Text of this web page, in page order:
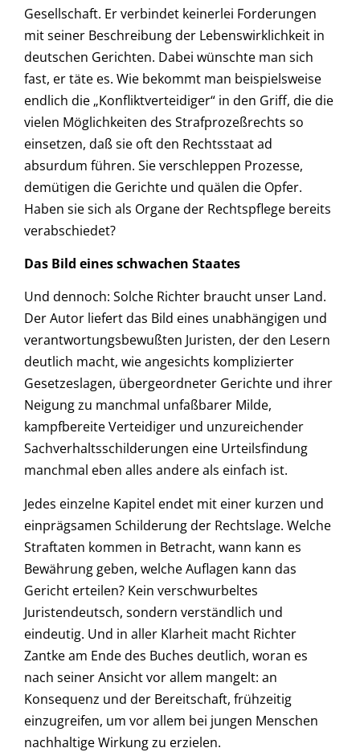
Gesellschaft. Er verbindet keinerlei Forderungen
mit seiner Beschreibung der Lebenswirklichkeit in
deutschen Gerichten. Dabei wünschte man sich
fast, er täte es. Wie bekommt man beispielsweise
endlich die „Konfliktverteidiger“ in den Griff, die die
vielen Möglichkeiten des Strafprozeßrechts so
einsetzen, daß sie oft den Rechtsstaat ad
absurdum führen. Sie verschleppen Prozesse,
demütigen die Gerichte und quälen die Opfer.
Haben sie sich als Organe der Rechtspflege bereits
verabschiedet?
Das Bild eines schwachen Staates
Und dennoch: Solche Richter braucht unser Land.
Der Autor liefert das Bild eines unabhängigen und
verantwortungsbewußten Juristen, der den Lesern
deutlich macht, wie angesichts komplizierter
Gesetzeslagen, übergeordneter Gerichte und ihrer
Neigung zu manchmal unfaßbarer Milde,
kampfbereite Verteidiger und unzureichender
Sachverhaltsschilderungen eine Urteilsfindung
manchmal eben alles andere als einfach ist.
Jedes einzelne Kapitel endet mit einer kurzen und
einprägsamen Schilderung der Rechtslage. Welche
Straftaten kommen in Betracht, wann kann es
Bewährung geben, welche Auflagen kann das
Gericht erteilen? Kein verschwurbeltes
Juristendeutsch, sondern verständlich und
eindeutig. Und in aller Klarheit macht Richter
Zantke am Ende des Buches deutlich, woran es
nach seiner Ansicht vor allem mangelt: an
Konsequenz und der Bereitschaft, frühzeitig
einzugreifen, um vor allem bei jungen Menschen
nachhaltige Wirkung zu erzielen.